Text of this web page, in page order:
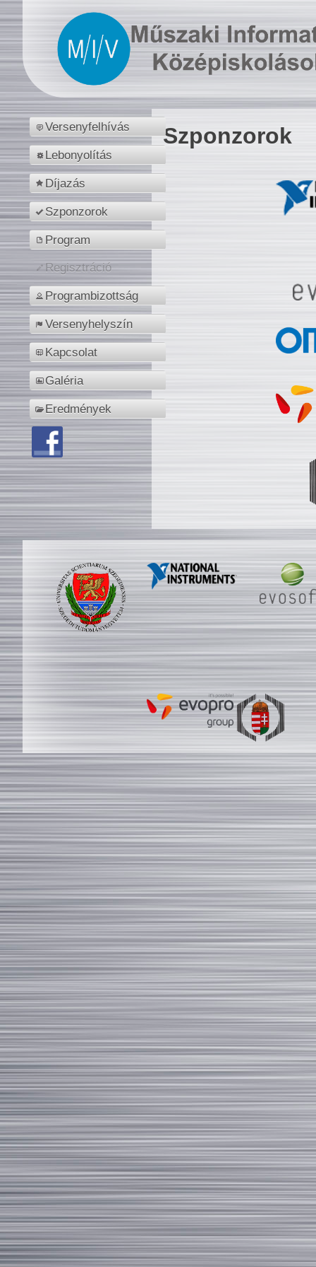
Versenyfelhívás
Lebonyolítás
Díjazás
Szponzorok
Program
Regisztráció
Programbizottság
Versenyhelyszín
Kapcsolat
Galéria
Eredmények
Szponzorok